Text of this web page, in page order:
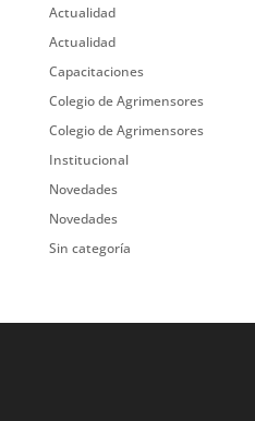
Actualidad
Actualidad
Capacitaciones
Colegio de Agrimensores
Colegio de Agrimensores
Institucional
Novedades
Novedades
Sin categoría